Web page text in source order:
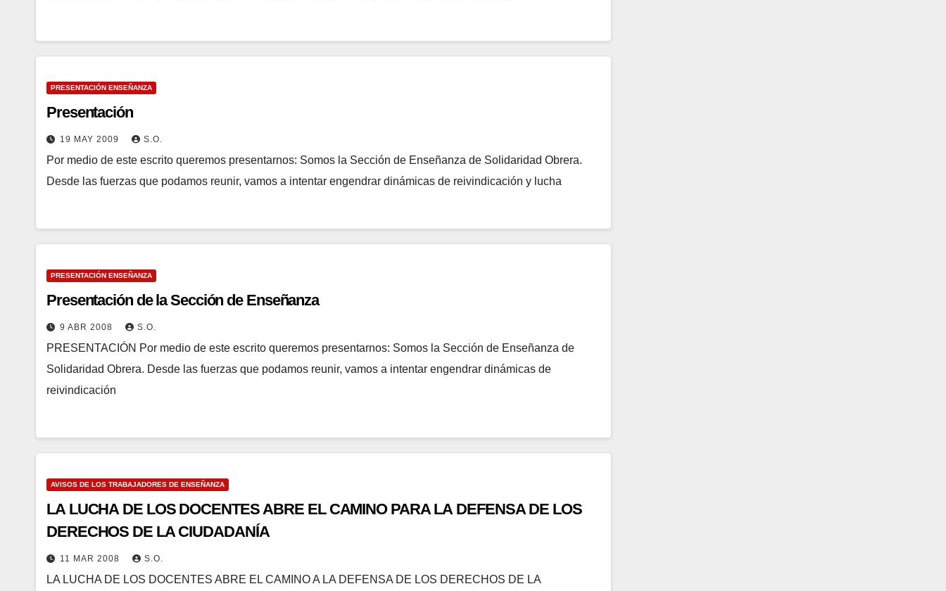
PRESENTACIÓN ENSEÑANZA
Presentación
19 MAY 2009 S.O.
Por medio de este escrito queremos presentarnos: Somos la Sección de Enseñanza de Solidaridad Obrera.
Desde las fuerzas que podamos reunir, vamos a intentar engendrar dinámicas de reivindicación y lucha
PRESENTACIÓN ENSEÑANZA
Presentación de la Sección de Enseñanza
9 ABR 2008 S.O.
PRESENTACIÓN Por medio de este escrito queremos presentarnos: Somos la Sección de Enseñanza de
Solidaridad Obrera. Desde las fuerzas que podamos reunir, vamos a intentar engendrar dinámicas de
reivindicación
AVISOS DE LOS TRABAJADORES DE ENSEÑANZA
LA LUCHA DE LOS DOCENTES ABRE EL CAMINO PARA LA DEFENSA DE LOS
DERECHOS DE LA CIUDADANÍA
11 MAR 2008 S.O.
LA LUCHA DE LOS DOCENTES ABRE EL CAMINO A LA DEFENSA DE LOS DERECHOS DE LA